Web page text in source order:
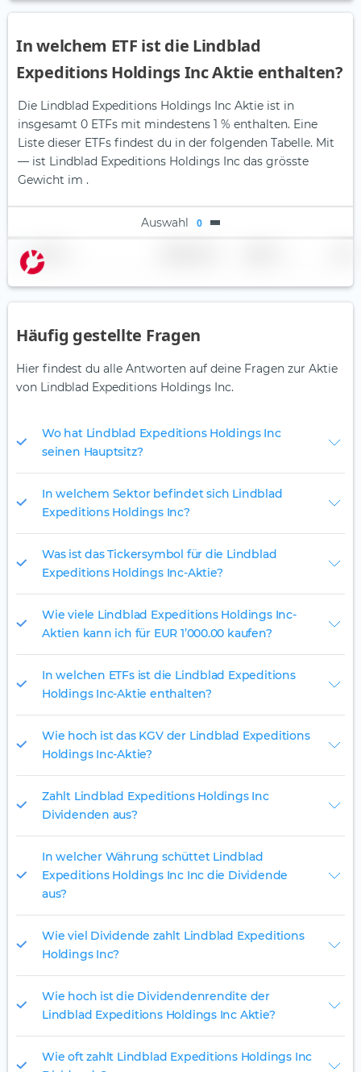
In welchem ETF ist die Lindblad
Expeditions Holdings Inc Aktie enthalten?
Die Lindblad Expeditions Holdings Inc Aktie ist in
insgesamt 0 ETFs mit mindestens 1 % enthalten. Eine
Liste dieser ETFs findest du in der folgenden Tabelle. Mit
— ist Lindblad Expeditions Holdings Inc das grösste
Gewicht im .
Auswahl 0
Name
Häufig gestellte Fragen
Hier findest du alle Antworten auf deine Fragen zur Aktie
von Lindblad Expeditions Holdings Inc.
Wo hat Lindblad Expeditions Holdings Inc
seinen Hauptsitz?
In welchem Sektor befindet sich Lindblad
Expeditions Holdings Inc?
Was ist das Tickersymbol für die Lindblad
Expeditions Holdings Inc-Aktie?
Wie viele Lindblad Expeditions Holdings Inc-
Aktien kann ich für EUR 1’000.00 kaufen?
In welchen ETFs ist die Lindblad Expeditions
Holdings Inc-Aktie enthalten?
Wie hoch ist das KGV der Lindblad Expeditions
Holdings Inc-Aktie?
Zahlt Lindblad Expeditions Holdings Inc
Dividenden aus?
In welcher Währung schüttet Lindblad
Expeditions Holdings Inc Inc die Dividende
aus?
Wie viel Dividende zahlt Lindblad Expeditions
Holdings Inc?
Wie hoch ist die Dividendenrendite der
Lindblad Expeditions Holdings Inc Aktie?
Wie oft zahlt Lindblad Expeditions Holdings Inc